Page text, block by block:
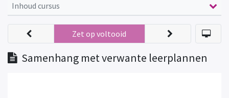
Inhoud cursus
Samenhang met verwante leerplannen
Zet op voltooid